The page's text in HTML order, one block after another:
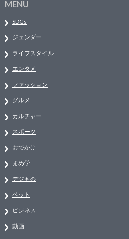
MENU
SDGs
ジェンダー
ライフスタイル
エンタメ
ファッション
グルメ
カルチャー
スポーツ
おでかけ
まめ学
デジもの
ペット
ビジネス
動画